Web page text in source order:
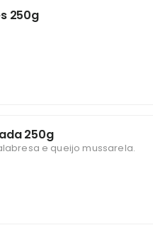
250g
250g
e queijo mussarela.